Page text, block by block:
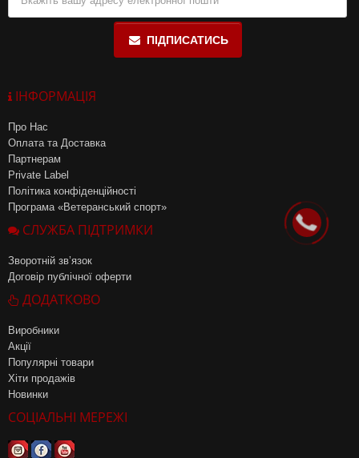
ПІДПИСАТИСЬ
ІНФОРМАЦІЯ
Про Нас
Оплата та Доставка
Партнерам
Private Label
Політика конфіденційності
Програма «Ветеранський спорт»
СЛУЖБА ПІДТРИМКИ
Зворотній зв’язок
Договір публічної оферти
ДОДАТКОВО
Виробники
Акції
Популярні товари
Хіти продажів
Новинки
СОЦІАЛЬНІ МЕРЕЖІ